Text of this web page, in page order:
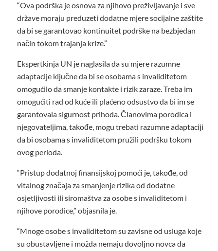
“Ova podrška je osnova za njihovo preživljavanje i sve
države moraju preduzeti dodatne mjere socijalne zaštite
da bi se garantovao kontinuitet podrške na bezbjedan
način tokom trajanja krize.”
Ekspertkinja UN je naglasila da su mjere razumne
adaptacije ključne da bi se osobama s invaliditetom
omogućilo da smanje kontakte i rizik zaraze. Treba im
omogućiti rad od kuće ili plaćeno odsustvo da bi im se
garantovala sigurnost prihoda. Članovima porodica i
njegovateljima, takođe, mogu trebati razumne adaptaciji
da bi osobama s invaliditetom pružili podršku tokom
ovog perioda.
“Pristup dodatnoj finansijskoj pomoći je, takođe, od
vitalnog značaja za smanjenje rizika od dodatne
osjetljivosti ili siromaštva za osobe s invaliditetom i
njihove porodice,” objasnila je.
“Mnoge osobe s invaliditetom su zavisne od usluga koje
su obustavljene i možda nemaju dovoljno novca da